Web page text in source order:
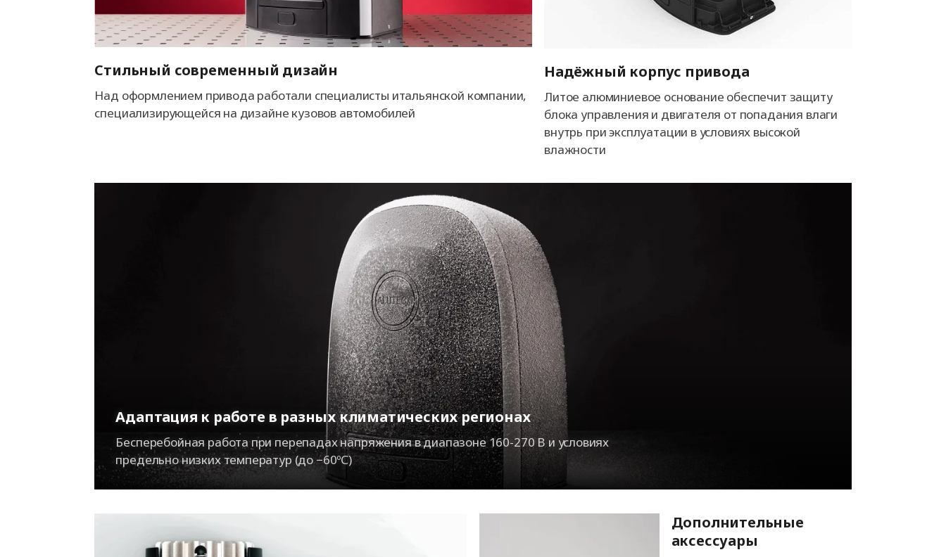
Стильный современный дизайн
Над оформлением привода работали специалисты итальянской компании,
специализирующейся на дизайне кузовов автомобилей
Надёжный корпус привода
Литое алюминиевое основание обеспечит защиту
блока управления и двигателя от попадания влаги
внутрь при эксплуатации в условиях высокой
влажности
Адаптация к работе в разных климатических регионах
Бесперебойная работа при перепадах напряжения в диапазоне 160-270 В и условиях
предельно низких температур (до −60ºС)
Дополнительные
аксессуары